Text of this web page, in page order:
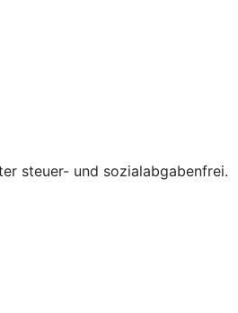
steuer- und sozialabgabenfrei.